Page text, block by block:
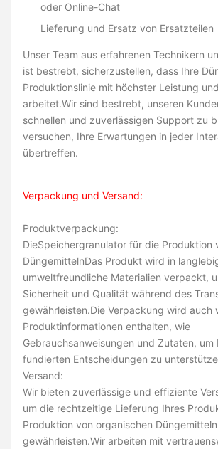
oder Online-Chat
Lieferung und Ersatz von Ersatzteilen
Unser Team aus erfahrenen Technikern
ist bestrebt, sicherzustellen, dass Ihre
Produktionslinie mit höchster Leistung
arbeitet.Wir sind bestrebt, unseren
schnellen und zuverlässigen Support zu
versuchen, Ihre Erwartungen in jeder
übertreffen.
Verpackung und Versand:
Produktverpackung:
DieSpeichergranulator für die Produktion
DüngemittelnDas Produkt wird in
umweltfreundliche Materialien verpackt,
Sicherheit und Qualität während des
gewährleisten.Die Verpackung wird auch
Produktinformationen enthalten, wie
Gebrauchsanweisungen und Zutaten, um
fundierten Entscheidungen zu
Versand:
Wir bieten zuverlässige und effiziente
um die rechtzeitige Lieferung Ihres
Produktion von organischen
gewährleisten.Wir arbeiten mit